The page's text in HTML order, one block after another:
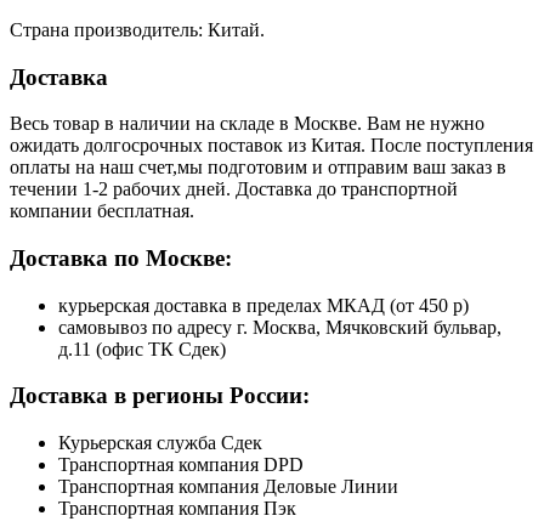
Страна производитель: Китай.
Доставка
Весь товар в наличии на складе в Москве. Вам не нужно
ожидать долгосрочных поставок из Китая. После поступления
оплаты на наш счет,мы подготовим и отправим ваш заказ в
течении 1-2 рабочих дней. Доставка до транспортной
компании бесплатная.
Доставка по Москве:
курьерская доставка в пределах МКАД (от 450 р)
самовывоз по адресу г. Москва, Мячковский бульвар,
д.11 (офис ТК Сдек)
Доставка в регионы России:
Курьерская служба Сдек
Транспортная компания DPD
Транспортная компания Деловые Линии
Транспортная компания Пэк